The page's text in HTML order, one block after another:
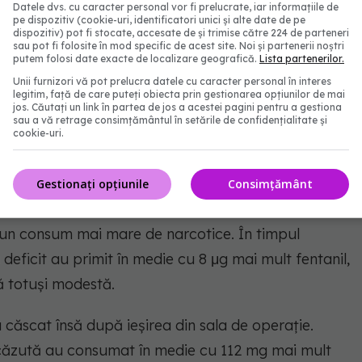
(peste nota 7 pe o scară de la 0 la 10).
durerilor moderate, evaluate între notele 4 și 6,
D au fost mult mai afectate.
de analgezice puternice
consum mai mare de narcotice. În timpul
au primit în medie cu 8 μg mai mult fentanil,
totuși modestă.
însă după ieșirea din sala de operație.
au consumat în medie cu 112 mg mai mult
Datele dvs. cu caracter personal vor fi prelucrate, iar informațiile de
pe dispozitiv (cookie-uri, identificatori unici și alte date de pe
dispozitiv) pot fi stocate, accesate de și trimise către 224 de parteneri
sau pot fi folosite în mod specific de acest site. Noi și partenerii noștri
putem folosi date exacte de localizare geografică. Lista partenerilor.
Unii furnizori vă pot prelucra datele cu caracter personal în interes
legitim, față de care puteți obiecta prin gestionarea opțiunilor de mai
jos. Căutați un link în partea de jos a acestei pagini pentru a gestiona
sau a vă retrage consimțământul în setările de confidențialitate și
cookie-uri.
Consimțământ
Gestionați opțiunile